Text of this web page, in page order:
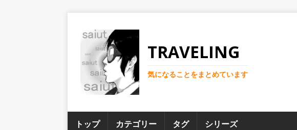
TRAVELING
気になることをまとめています
トップ カテゴリー タグ シリーズ